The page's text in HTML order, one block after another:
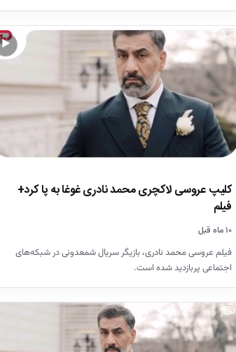
▶
اخبار
کلیپ عروسی لاکچری محمد نادری غوغا به پا کرد+
فیلم
۱۰ ماه قبل
فیلم عروسی محمد نادری، بازیگر سریال شمعدونی در شبکه‌های
اجتماعی پربازدید شده است.
اخبار